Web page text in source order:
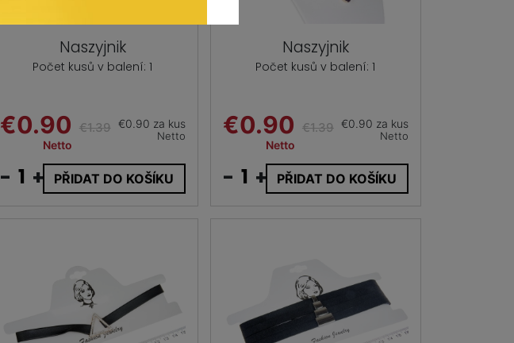
Naszyjnik
Počet kusů v balení: 1
€0.90
Netto
€1.39 €0.90 za kus
Netto
- + PŘIDAT DO KOŠÍKU
Naszyjnik
Počet kusů v balení: 1
€0.90
Netto
€1.39 €0.90 za kus
Netto
- + PŘIDAT DO KOŠÍKU